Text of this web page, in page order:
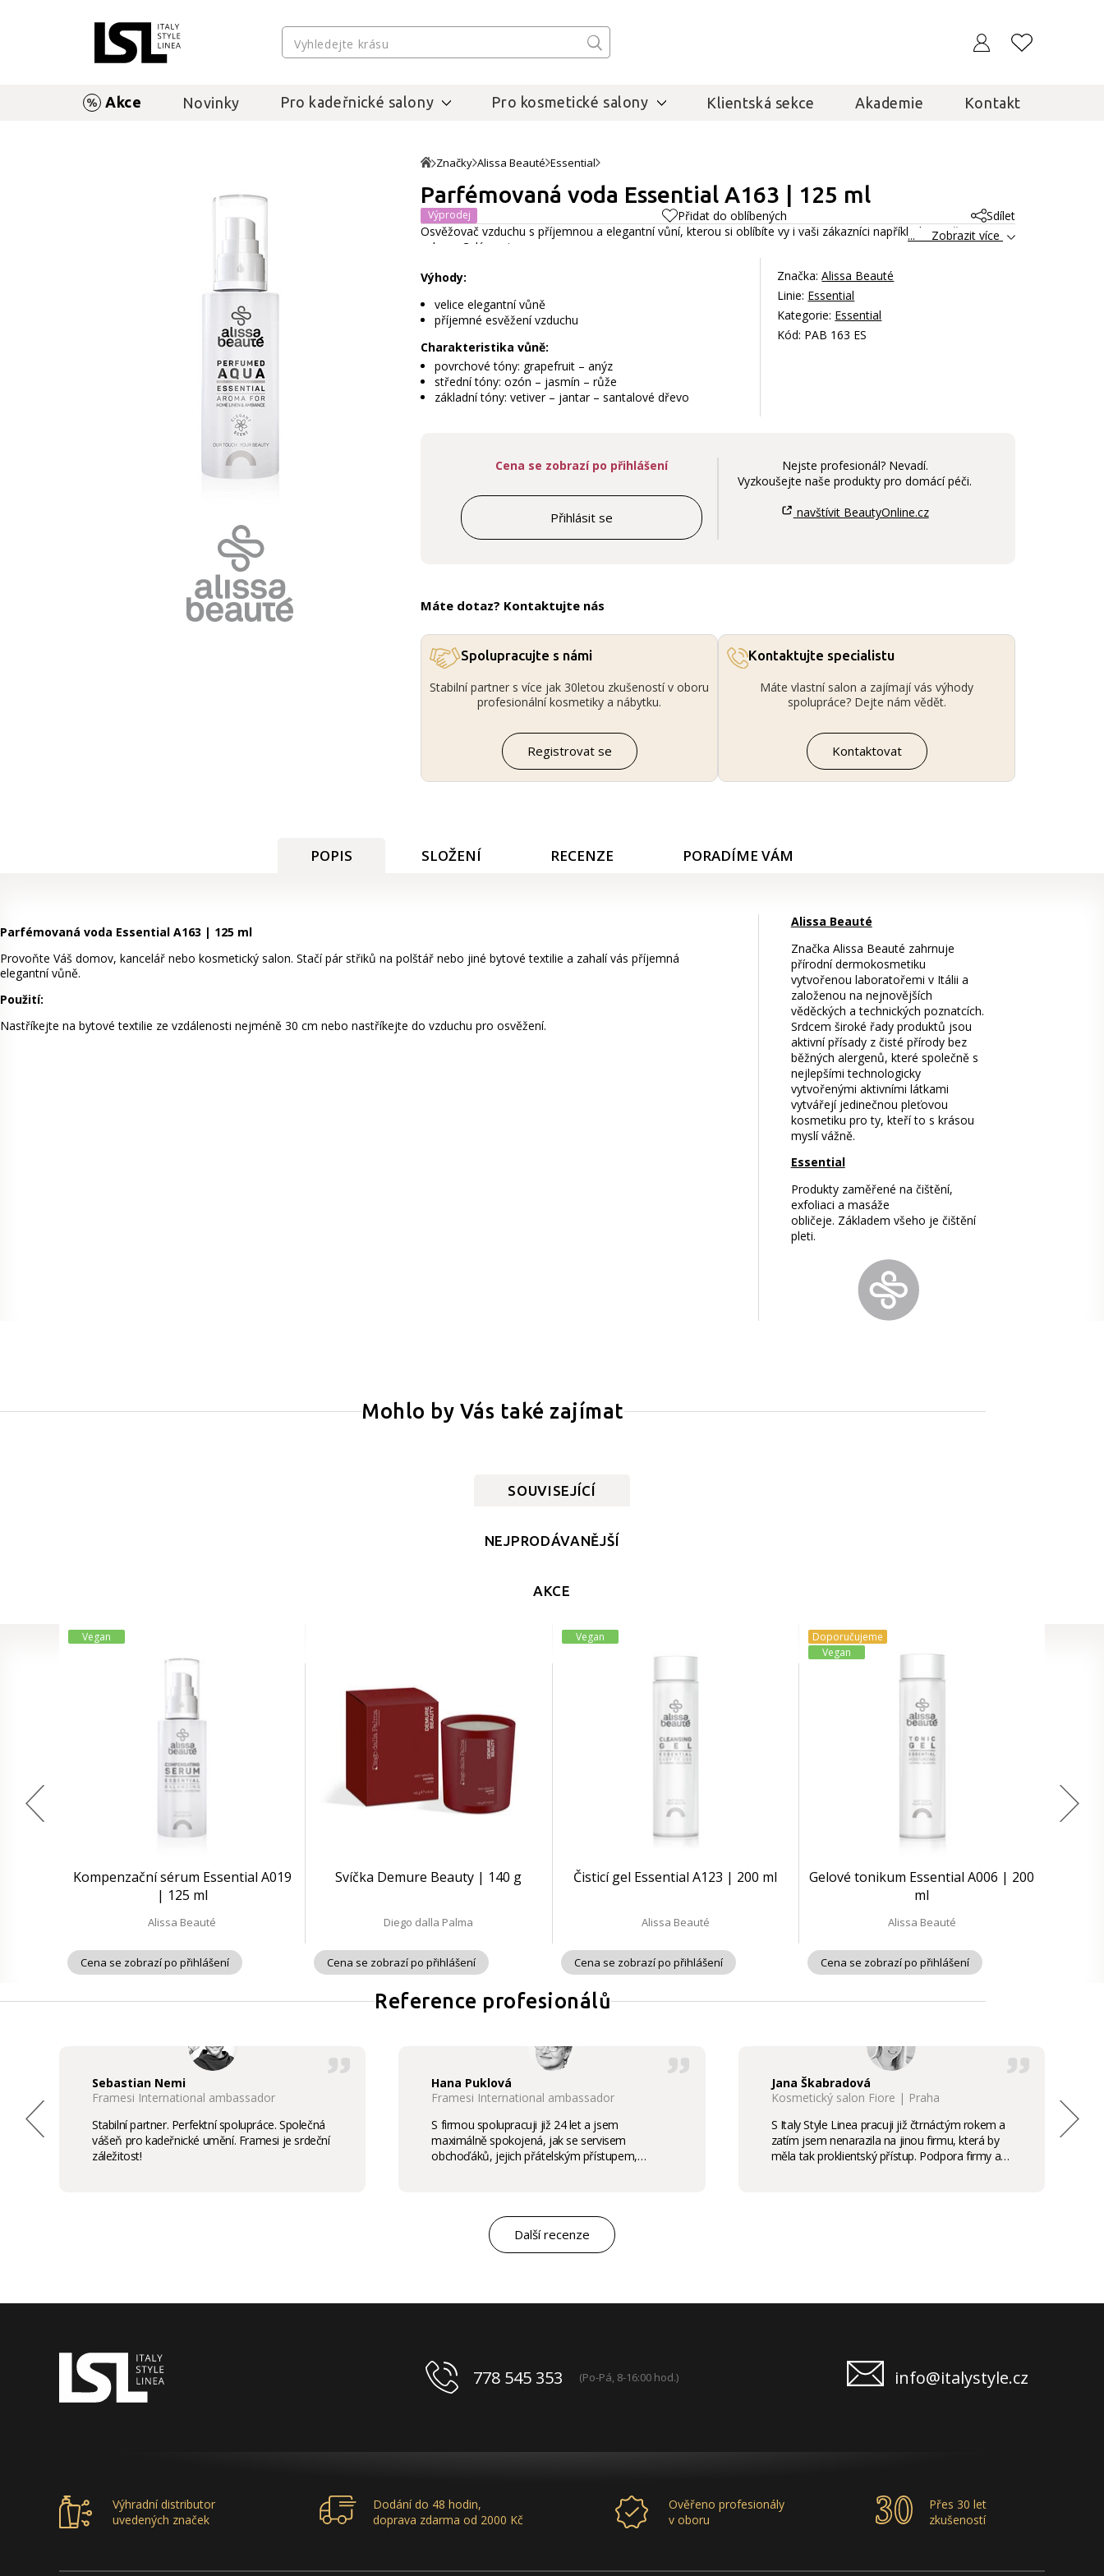
Akce Novinky Pro kadeřnické salony Pro kosmetické salony Klientská sekce Akademie Kontakt
Značky Alissa Beauté Essential
Parfémovaná voda Essential A163 | 125 ml
Výprodej Přidat do oblíbených
Sdílet
Osvěžovač vzduchu s příjemnou a elegantní vůní, kterou si oblíbíte vy i vaši zákazníci například ve vašem
salonu.
Celý popis
... Zobrazit více
Výhody:
velice elegantní vůně
příjemné esvěžení vzduchu
Charakteristika vůně:
povrchové tóny: grapefruit – anýz
střední tóny: ozón – jasmín – růže
základní tóny: vetiver – jantar – santalové dřevo
Značka:Alissa Beauté
Linie: Essential
Kategorie: Essential
Kód: PAB 163 ES
Cena se zobrazí po přihlášení
Přihlásit se
Nejste profesionál? Nevadí.
Vyzkoušejte naše produkty pro domácí péči.
navštívit BeautyOnline.cz
Máte dotaz? Kontaktujte nás
Spolupracujte s námi
Stabilní partner s více jak 30letou zkušeností v oboru
profesionální kosmetiky a nábytku.
Registrovat se
Kontaktujte specialistu
Máte vlastní salon a zajímají vás výhody
spolupráce? Dejte nám vědět.
Kontaktovat
POPIS SLOŽENÍ RECENZE PORADÍME VÁM
Parfémovaná voda Essential A163 | 125 ml
Provoňte Váš domov, kancelář nebo kosmetický salon. Stačí pár střiků na polštář nebo jiné bytové textilie a zahalí vás příjemná
elegantní vůně.
Použití:
Nastříkejte na bytové textilie ze vzdálenosti nejméně 30 cm nebo nastříkejte do vzduchu pro osvěžení.
Alissa Beauté
Značka Alissa Beauté zahrnuje
přírodní dermokosmetiku
vytvořenou laboratořemi v Itálii a
založenou na nejnovějších
věděckých a technických poznatcích.
Srdcem široké řady produktů jsou
aktivní přísady z čisté přírody bez
běžných alergenů, které společně s
nejlepšími technologicky
vytvořenými aktivními látkami
vytvářejí jedinečnou pleťovou
kosmetiku pro ty, kteří to s krásou
myslí vážně.
Essential
Produkty zaměřené na čištění,
exfoliaci a masáže
obličeje. Základem všeho je čištění
pleti.
Mohlo by Vás také zajímat
SOUVISEJÍCÍ
NEJPRODÁVANĚJŠÍ
AKCE
Vegan
Kompenzační sérum Essential A019
| 125 ml
Alissa Beauté
Cena se zobrazí po přihlášení
Svíčka Demure Beauty | 140 g
Diego dalla Palma
Cena se zobrazí po přihlášení
Vegan
Čisticí gel Essential A123 | 200 ml
Alissa Beauté
Cena se zobrazí po přihlášení
Doporučujeme
Vegan
Gelové tonikum Essential A006 | 200
ml
Alissa Beauté
Cena se zobrazí po přihlášení
Reference profesionálů
Sebastian Nemi
Framesi International ambassador
Stabilní partner. Perfektní spolupráce. Společná
vášeň pro kadeřnické umění. Framesi je srdeční
záležitost!
Hana Puklová
Framesi International ambassador
S firmou spolupracuji již 24 let a jsem
maximálně spokojená, jak se servisem
obchoďáků, jejich přátelským přístupem,
marketingovým servisem. Pro mě je to po těch
letech „druhá rodina“. Myslím, že ty roky
spolupráce mluví za vše.
Jana Škabradová
Kosmetický salon Fiore | Praha
S Italy Style Linea pracuji již čtrnáctým rokem a
zatím jsem nenarazila na jinou firmu, která by
měla tak proklientský přístup. Podpora firmy a
Další recenze
778 545 353 (Po-Pá, 8-16:00 hod.) info@italystyle.cz
Výhradní distributor
uvedených značek
Dodání do 48 hodin,
doprava zdarma od 2000 Kč
Ověřeno profesionály
v oboru
Přes 30 let
zkušeností